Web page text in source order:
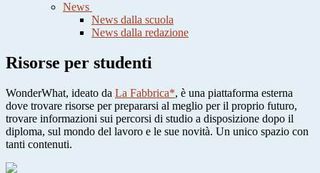
News
News dalla scuola
News dalla redazione
Risorse per studenti
WonderWhat, ideato da La Fabbrica*, è una piattaforma esterna
dove trovare risorse per prepararsi al meglio per il proprio futuro,
trovare informazioni sui percorsi di studio a disposizione dopo il
diploma, sul mondo del lavoro e le sue novità. Un unico spazio con
tanti contenuti.